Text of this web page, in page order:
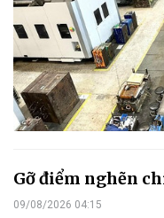
Gỡ điểm nghẽn
09/08/2026 04:15